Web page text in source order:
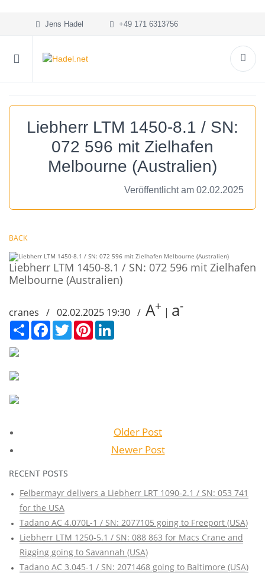
Jens Hadel +49 171 6313756
Liebherr LTM 1450-8.1 / SN:
072 596 mit Zielhafen
Melbourne (Australien)
Veröffentlicht am 02.02.2025
BACK
Liebherr LTM 1450-8.1 / SN: 072 596 mit Zielhafen
Melbourne (Australien)
cranes / 02.02.2025 19:30 / A+ | a-
СподелиFacebookTwitter Pinterest
Older Post
Newer Post
RECENT POSTS
Felbermayr delivers a Liebherr LRT 1090-2.1 / SN: 053 741
for the USA
Tadano AC 4.070L-1 / SN: 2077105 going to Freeport (USA)
Liebherr LTM 1250-5.1 / SN: 088 863 for Macs Crane and
Rigging going to Savannah (USA)
Tadano AC 3.045-1 / SN: 2071468 going to Baltimore (USA)